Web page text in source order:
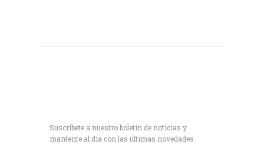
Suscríbete a nuestro boletín de noticias y
mantente al día con las últimas novedades.